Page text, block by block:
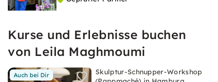
Kurse und Erlebnisse buchen
von Leila Maghmoumi
Auch bei Dir
Skulptur-Schnupper-Workshop